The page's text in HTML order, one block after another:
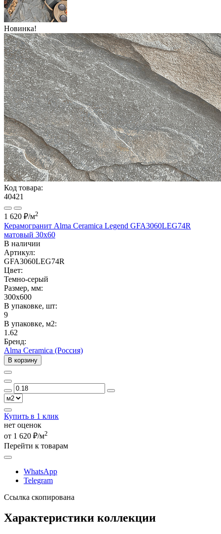
Новинка!
Код товара:
40421
1 620 ₽/м2
Керамогранит Alma Ceramica Legend GFA3060LEG74R
матовый 30x60
В наличии
Артикул:
GFA3060LEG74R
Цвет:
Темно-серый
Размер, мм:
300x600
В упаковке, шт:
9
В упаковке, м2:
1.62
Бренд:
Alma Ceramica (Россия)
В корзину
Купить в 1 клик
нет оценок
от 1 620 ₽/м2
Перейти к товарам
WhatsApp
Telegram
Ссылка скопирована
Характеристики коллекции